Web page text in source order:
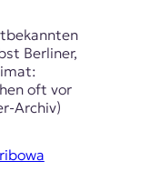
Berliner,
oft vor
Archiv)